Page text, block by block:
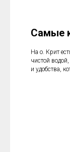
Самые
На о. Крит
чистой
и удобства,